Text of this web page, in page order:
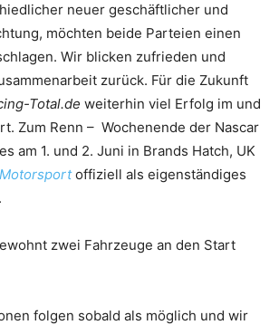
neuer geschäftlicher und
möchten beide Parteien einen
Wir blicken zufrieden und
zurück. Für die Zukunft
Total.de weiterhin viel Erfolg im und
Zum Renn – Wochenende der Nascar
am 1. und 2. Juni in Brands Hatch, UK
offiziell als eigenständiges
zwei Fahrzeuge an den Start
folgen sobald als möglich und wir